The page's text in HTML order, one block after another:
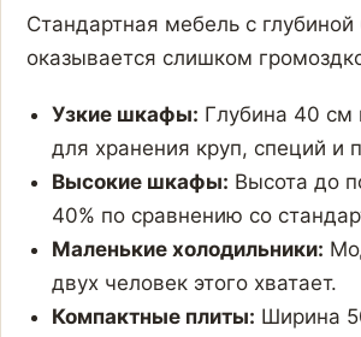
Стандартная мебель с
оказывается слишком
Узкие шкафы: Глубина 40
для хранения круп, специй и
Высокие шкафы: Высота до
40% по сравнению со
Маленькие холодильники:
двух человек этого хватает.
Компактные плиты: Ширина